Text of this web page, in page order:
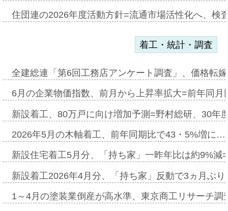
住団連の2026年度活動方針=流通市場活性化へ、検
着工・統計・調査
全建総連「第6回工務店アンケート調査」、価格転
6月の企業物価指数、前月から上昇率拡大=前年同
新設着工、80万戸に向け増加予測=野村総研、30年
2026年5月の木軸着工、前年同期比で43・5%増に…
新設住宅着工5月分、「持ち家」一昨年比は約9%
新設着工2026年4月分、「持ち家」反動で3ヵ月ぶ
1～4月の塗装業倒産が高水準、東京商工リサーチ